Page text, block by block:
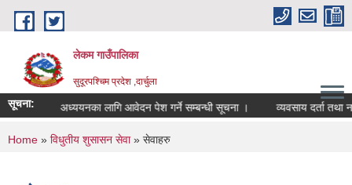
Skip to main content
लेकम गाउँपालिका
सुदूरपश्चिम प्रदेश ,दार्चुला
सूचना:अध्ययनका लागि आवेदन पेश गर्ने सम्बन्धी सूचना । व्यवसाय दर्ता तथा
You are here
Home » विधुतीय शुसासन सेवा» सेवाहरु